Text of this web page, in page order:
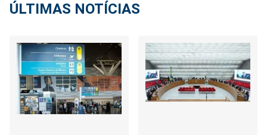
ÚLTIMAS NOTÍCIAS